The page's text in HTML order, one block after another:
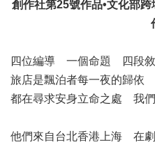
專
回
首
頁
站
創作社第25號作品•文化部
四位編導 一個命題 四段
旅店是飄泊者每一夜的歸依
都在尋求安身立命之處 我
他們來自台北香港上海 在